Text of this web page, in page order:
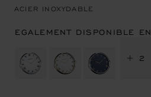
ACIER INOXYDABLE
EGALEMENT DISPONIBLE EN
+ 2